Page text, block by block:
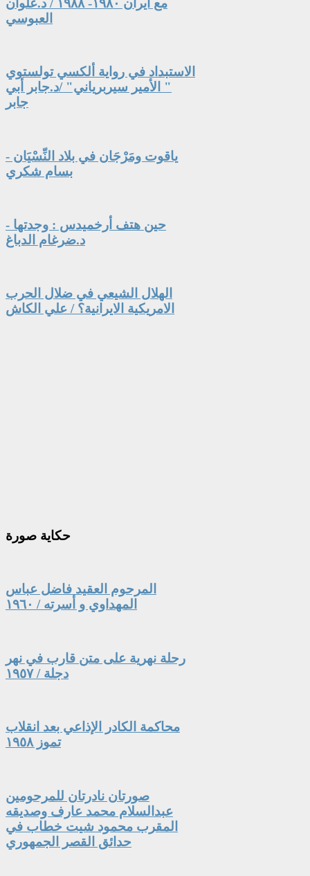
العبوسي
الاستبداد في رواية ألكسي تولستوي
" الأمير سيربرياني" /د.جابر أبي
جابر
ياقوت ومَرْجَان في بلاد النِّسْيَان -
بسام شكري
حين هتف أرخميدس : وجدتها -
د.ضرغام الدباغ
الهلال الشيعي في ضلال الحرب
الامريكية الايرانية؟ / علي الكاش
حكاية صورة
المرحوم العقيد فاضل عباس
المهداوي و أسرته / ١٩٦٠
رحلة نهرية على متن قارب في نهر
دجلة / ١٩٥٧
محاكمة الكادر الإذاعي بعد انقلاب
تموز ١٩٥٨
صورتان نادرتان للمرحومين
عبدالسلام محمد عارف وصديقه
المقرب محمود شيت خطاب في
حدائق القصر الجمهوري